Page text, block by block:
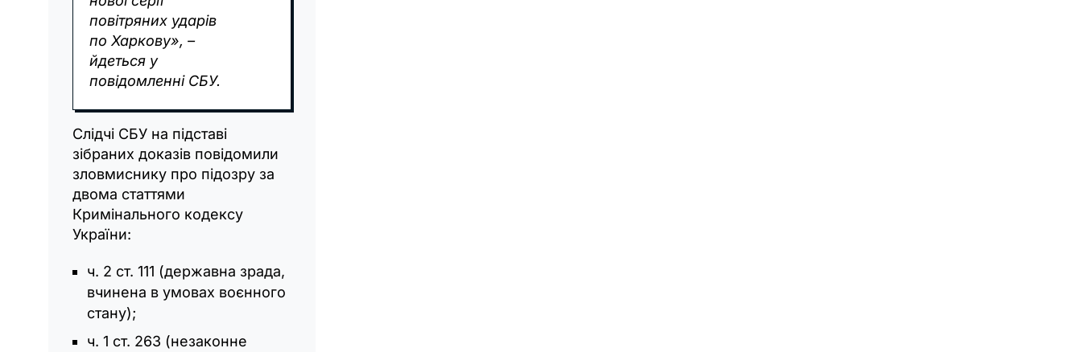
повітряних ударів
по Харкову», –
йдеться у
повідомленні СБУ.
Слідчі СБУ на підставі
зібраних доказів повідомили
зловмиснику про підозру за
двома статтями
Кримінального кодексу
України:
ч. 2 ст. 111 (державна зрада,
вчинена в умовах воєнного
стану);
ч. 1 ст. 263 (незаконне